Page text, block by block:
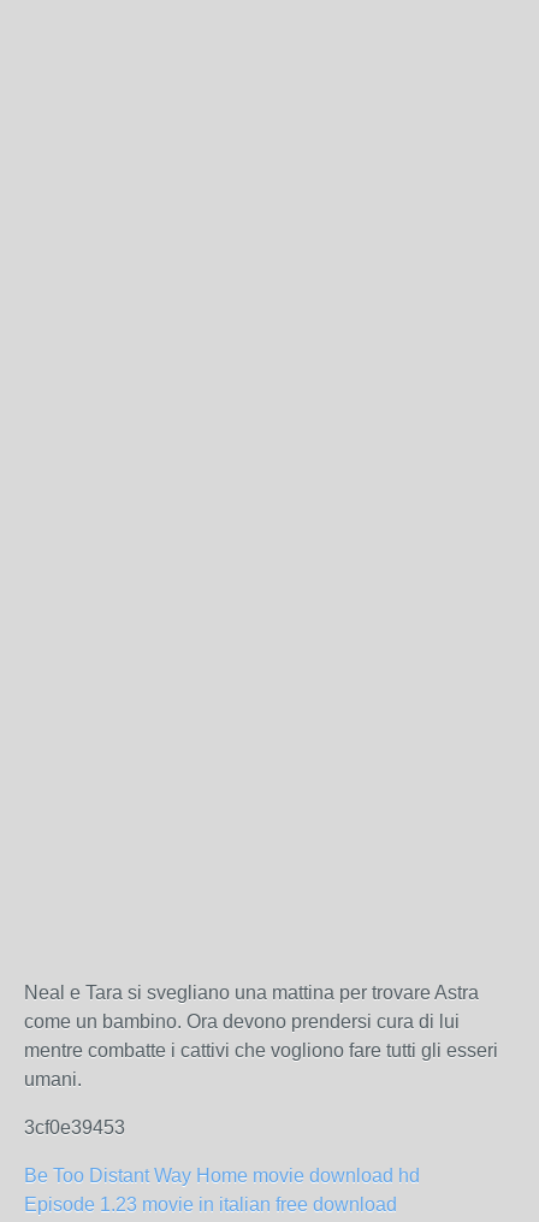
Neal e Tara si svegliano una mattina per trovare Astra
come un bambino. Ora devono prendersi cura di lui
mentre combatte i cattivi che vogliono fare tutti gli esseri
umani.
3cf0e39453
Be Too Distant Way Home movie download hd
Episode 1.23 movie in italian free download